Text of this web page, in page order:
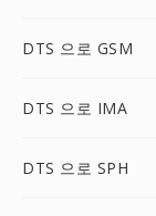
DTS 으로 GSM
DTS 으로 IMA
DTS 으로 SPH